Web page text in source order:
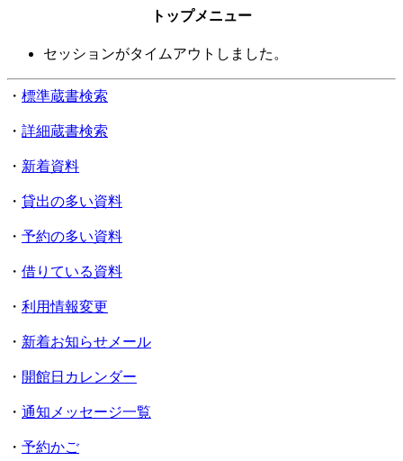
トップメニュー
セッションがタイムアウトしました。
・ 標準蔵書検索
・ 詳細蔵書検索
・ 新着資料
・ 貸出の多い資料
・ 予約の多い資料
・ 借りている資料
・ 利用情報変更
・ 新着お知らせメール
・ 開館日カレンダー
・ 通知メッセージ一覧
・ 予約かご